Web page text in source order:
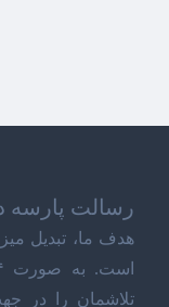
رسالت پارسه
هدف ما، تبدیل
تلاشمان را در